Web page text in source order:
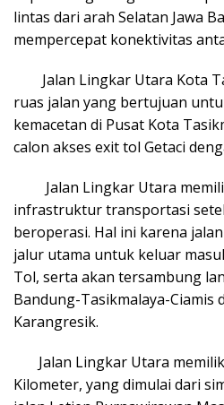
lintas dari arah Selatan Jawa
mempercepat konektivitas
Jalan Lingkar Utara Kota
ruas jalan yang bertujuan
kemacetan di Pusat Kota
calon akses exit tol Getaci
Jalan Lingkar Utara
infrastruktur transportasi
beroperasi. Hal ini karena
jalur utama untuk keluar
Tol, serta akan tersambung
Bandung-Tasikmalaya-Ciamis
Karangresik.
Jalan Lingkar Utara
Kilometer, yang dimulai dari